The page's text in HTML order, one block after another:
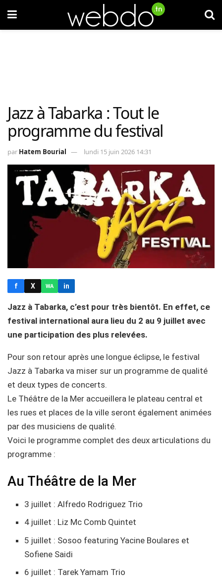
Jazz à Tabarka : Tout le
programme du festival
par Hatem Bourial lundi 15 juin 2026 14:31
f X WA in
Jazz à Tabarka, c’est pour très bientôt. En effet, ce
festival international aura lieu du 2 au 9 juillet avec
une participation des plus relevées.
Pour son retour après une longue éclipse, le festival
Jazz à Tabarka va miser sur un programme de qualité
et deux types de concerts.
Le Théâtre de la Mer accueillera le plateau central et
les rues et places de la ville seront également animées
par des musiciens de qualité.
Voici le programme complet des deux articulations du
programme :
Au Théâtre de la Mer
3 juillet : Alfredo Rodriguez Trio
4 juillet : Liz Mc Comb Quintet
5 juillet : Sosoo featuring Yacine Boulares et
Sofiene Saidi
6 juillet : Tarek Yamam Trio